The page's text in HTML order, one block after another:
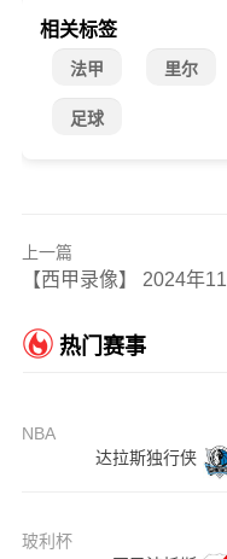
相关标签
法甲 里尔
足球
上一篇
【西甲录像】 2024年11月24日 比利亚雷亚尔vs奥萨苏纳
热门赛事
NBA
达拉斯独行侠
玻利杯